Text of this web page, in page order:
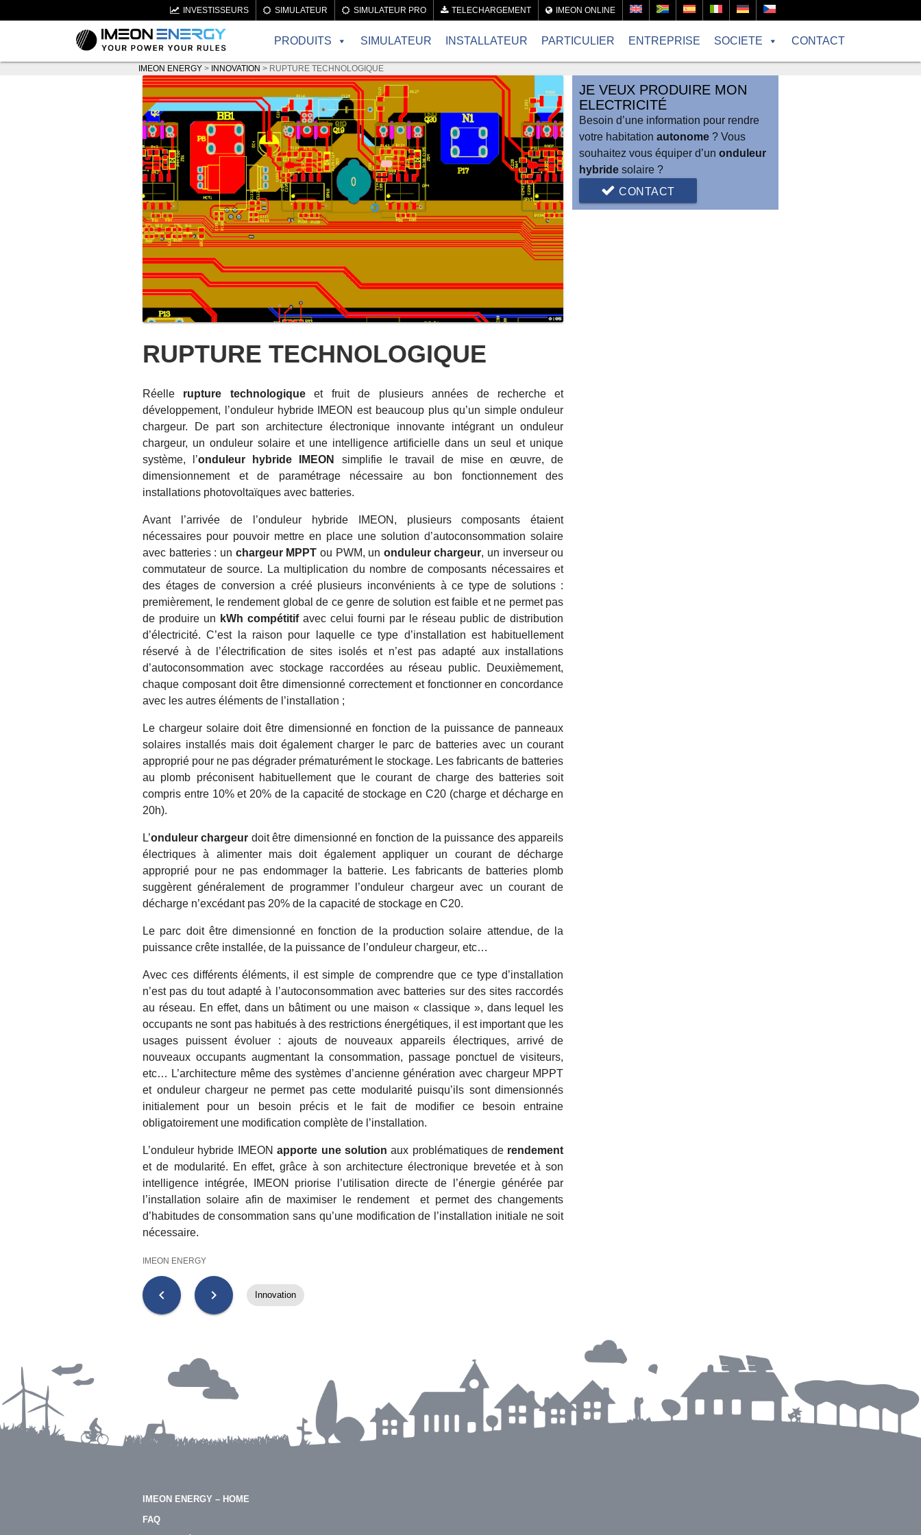
INVESTISSEURS SIMULATEUR SIMULATEUR PRO TELECHARGEMENT IMEON ONLINE
PRODUITS SIMULATEUR INSTALLATEUR PARTICULIER ENTREPRISE SOCIETE CONTACT
IMEON ENERGY > INNOVATION > RUPTURE TECHNOLOGIQUE
RUPTURE TECHNOLOGIQUE
Réelle rupture technologiqueet fruit de plusieurs années de recherche et
développement, l’onduleur hybride IMEON est beaucoup plus qu’un simple onduleur
chargeur. De part son architecture électronique innovante intégrant un onduleur
chargeur, un onduleur solaire et une intelligence artificielle dans un seul et unique
système, l’onduleur hybride IMEON
simplifie le travail de mise en œuvre, de
dimensionnement et de paramétrage nécessaire au bon fonctionnement des
installations photovoltaïques avec batteries.
Avant l’arrivée de l’onduleur hybride IMEON, plusieurs composants étaient
nécessaires pour pouvoir mettre en place une solution d’autoconsommation solaire
avec batteries : un chargeur MPPT ou PWM, un onduleur chargeur, un inverseur ou
commutateur de source. La multiplication du nombre de composants nécessaires et
des étages de conversion a créé plusieurs inconvénients à ce type de solutions :
premièrement, le rendement global de ce genre de solution est faible et ne permet pas
de produire un kWh compétitifavec celui fourni par le réseau public de distribution
d’électricité. C’est la raison pour laquelle ce type d’installation est habituellement
réservé à de l’électrification de sites isolés et n’est pas adapté aux installations
d’autoconsommation avec stockage raccordées au réseau public. Deuxièmement,
chaque composant doit être dimensionné correctement et fonctionner en concordance
avec les autres éléments de l’installation ;
Le chargeur solaire doit être dimensionné en fonction de la puissance de panneaux
solaires installés mais doit également charger le parc de batteries avec un courant
approprié pour ne pas dégrader prématurément le stockage. Les fabricants de batteries
au plomb préconisent habituellement que le courant de charge des batteries soit
compris entre 10% et 20% de la capacité de stockage en C20 (charge et décharge en
20h).
L’onduleur chargeur doit être dimensionné en fonction de la puissance des appareils
électriques à alimenter mais doit également appliquer un courant de décharge
approprié pour ne pas endommager la batterie. Les fabricants de batteries plomb
suggèrent généralement de programmer l’onduleur chargeur avec un courant de
décharge n’excédant pas 20% de la capacité de stockage en C20.
Le parc doit être dimensionné en fonction de la production solaire attendue, de la
puissance crête installée, de la puissance de l’onduleur chargeur, etc…
Avec ces différents éléments, il est simple de comprendre que ce type d’installation
n’est pas du tout adapté à l’autoconsommation avec batteries sur des sites raccordés
au réseau. En effet, dans un bâtiment ou une maison « classique », dans lequel les
occupants ne sont pas habitués à des restrictions énergétiques, il est important que les
usages puissent évoluer : ajouts de nouveaux appareils électriques, arrivé de
nouveaux occupants augmentant la consommation, passage ponctuel de visiteurs,
etc… L’architecture même des systèmes d’ancienne génération avec chargeur MPPT
et onduleur chargeur ne permet pas cette modularité puisqu’ils sont dimensionnés
initialement pour un besoin précis et le fait de modifier ce besoin entraine
obligatoirement une modification complète de l’installation.
L’onduleur hybride IMEONapporte une solution aux problématiques de rendement
et de modularité. En effet, grâce à son architecture électronique brevetée et à son
intelligence intégrée, IMEON priorise l’utilisation directe de l’énergie générée par
l’installation solaire afin de maximiser le rendement et permet des changements
d’habitudes de consommation sans qu’une modification de l’installation initiale ne soit
nécessaire.
IMEON ENERGY
chevron_left chevron_right Innovation
JE VEUX PRODUIRE MON
ELECTRICITÉ
Besoin d’une information pour rendre
votre habitationautonome? Vous
souhaitez vous équiper d’unonduleur
hybride solaire ?
CONTACT
IMEON ENERGY – HOME
FAQ